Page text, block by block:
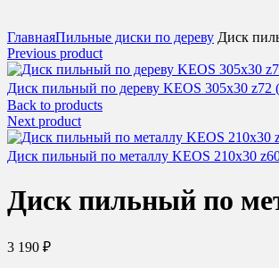
ГлавнаяПильные диски по дереву Диск
Previous product
Диск пильный по дереву KEOS 305x30 z72
Back to products
Next product
Диск пильный по металлу KEOS 210x30
Диск пильный по
3 190 ₽